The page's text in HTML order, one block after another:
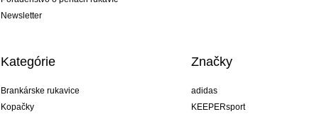
Newsletter
Kategórie
Brankárske rukavice
Kopačky
Značky
adidas
KEEPERsport